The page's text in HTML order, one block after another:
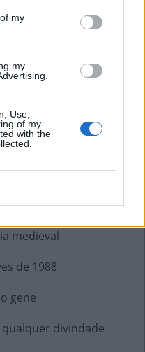
my
my
Use,
of my
with the
em inglês
cabeça:
em Space Jam 2
medieval
de 1988
gene
divindade